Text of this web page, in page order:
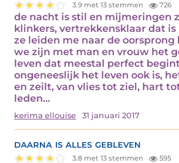
3.9 met 13 stemmen 726
de nacht is stil en mijmeringen
klinkers, vertrekkensklaar dat
ze leiden me naar de oorsprong
we zijn met man en vrouw het
leven dat meestal perfect
ongeneeslijk het leven ook is,
en zeilt, van vlies tot ziel, hart
leden…
kerima ellouise 31 januari 2017
daarna is alles gebleven
3.8 met 13 stemmen 595